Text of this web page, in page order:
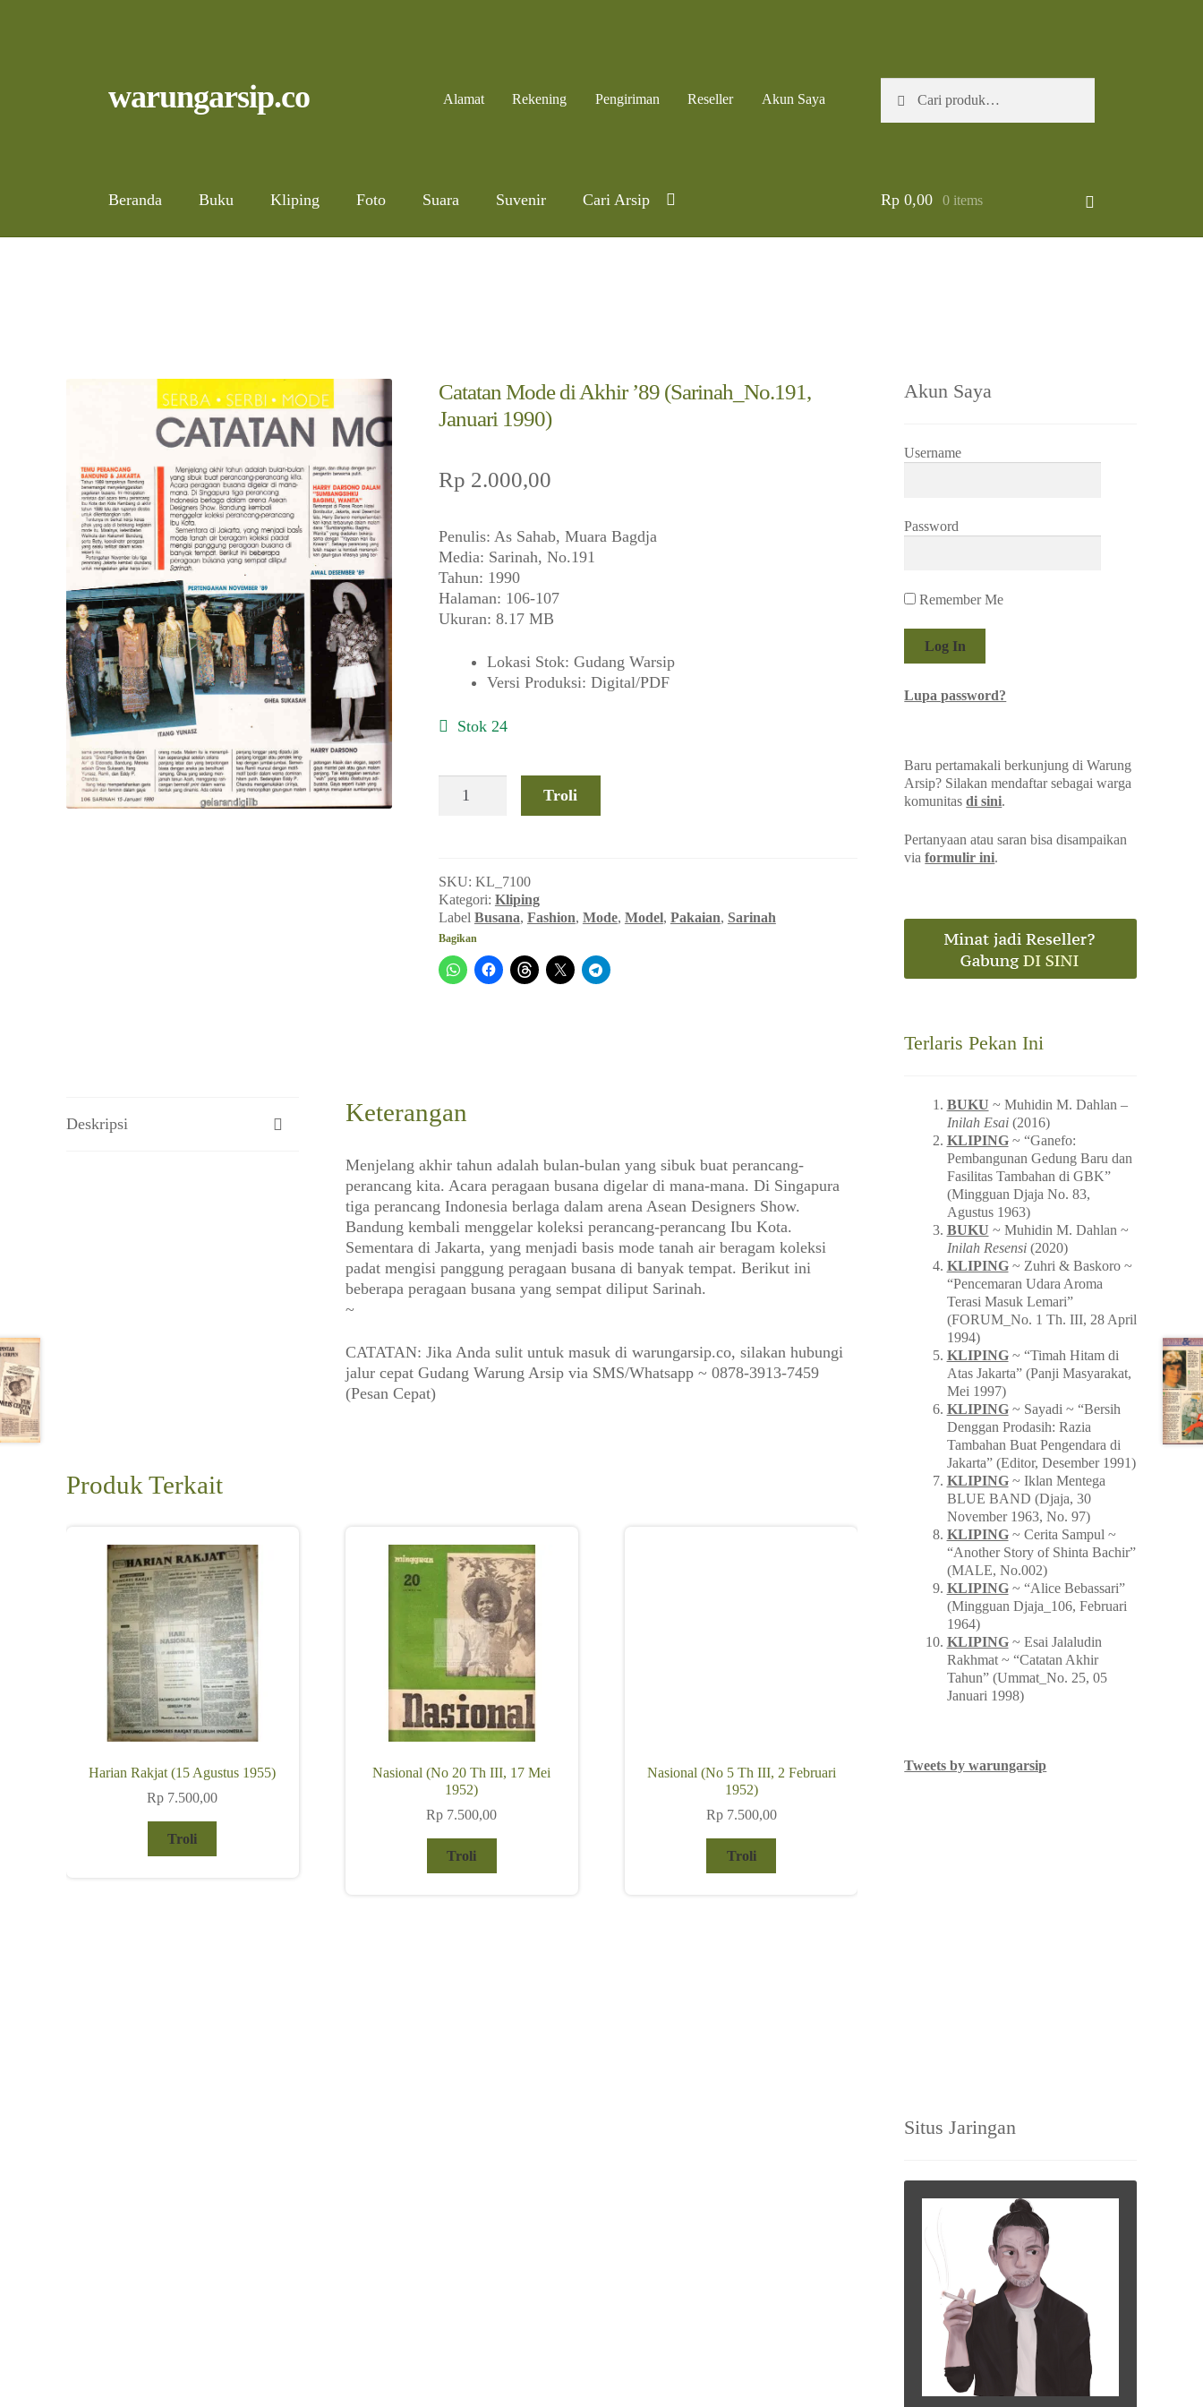
to
to
warungarsip.co Alamat Rekening Pengiriman Reseller Akun Saya
untuk:
Beranda Buku Kliping Foto Suara Suvenir Cari Arsip Rp0,00 0 items
Catatan Mode di Akhir ’89 (Sarinah_No.191,
Januari 1990)
Rp 2.000,00
Penulis: As Sahab, Muara Bagdja
Media: Sarinah, No.191
Tahun: 1990
Halaman: 106-107
Ukuran: 8.17 MB
Lokasi Stok: Gudang Warsip
Versi Produksi: Digital/PDF
Stok 24
Catatan
’89
(Sarinah_No.191,
Januari
1990)
Troli
SKU: KL_7100
Kategori: Kliping
Label Busana, Fashion, Mode, Model, Pakaian, Sarinah
Bagikan
Deskripsi Keterangan
Menjelang akhir tahun adalah bulan-bulan yang sibuk buat perancang-
perancang kita. Acara peragaan busana digelar di mana-mana. Di Singapura
tiga perancang Indonesia berlaga dalam arena Asean Designers Show.
Bandung kembali menggelar koleksi perancang-perancang Ibu Kota.
Sementara di Jakarta, yang menjadi basis mode tanah air beragam koleksi
padat mengisi panggung peragaan busana di banyak tempat. Berikut ini
beberapa peragaan busana yang sempat diliput Sarinah.
~
CATATAN: Jika Anda sulit untuk masuk di warungarsip.co, silakan hubungi
jalur cepat Gudang Warung Arsip via SMS/Whatsapp ~ 0878-3913-7459
(Pesan Cepat)
Produk Terkait
Harian Rakjat (15 Agustus 1955)
Rp 7.500,00
Troli
Nasional (No 20 Th III, 17 Mei
1952)
Rp 7.500,00
Troli
Nasional (No 5 Th III, 2 Februari
1952)
Rp7.500,00
Troli
Akun Saya
Username
Password
Remember Me
Lupa password?
Baru pertamakali berkunjung di Warung
Arsip? Silakan mendaftar sebagai warga
komunitasdi sini.
Pertanyaan atau saran bisa disampaikan
viaformulir ini.
Terlaris Pekan Ini
BUKU ~ Muhidin M. Dahlan –
Inilah Esai(2016)
KLIPING~ “Ganefo:
Pembangunan Gedung Baru dan
Fasilitas Tambahan di GBK”
(Mingguan Djaja No. 83,
Agustus 1963)
BUKU ~ Muhidin M. Dahlan ~
Inilah Resensi(2020)
KLIPING~ Zuhri & Baskoro ~
“Pencemaran Udara Aroma
Terasi Masuk Lemari”
(FORUM_No. 1 Th. III, 28 April
1994)
KLIPING~ “Timah Hitam di
Atas Jakarta” (Panji Masyarakat,
Mei 1997)
KLIPING~ Sayadi ~ “Bersih
Denggan Prodasih: Razia
Tambahan Buat Pengendara di
Jakarta” (Editor, Desember 1991)
KLIPING~ Iklan Mentega
BLUE BAND (Djaja, 30
November 1963, No. 97)
KLIPING~ Cerita Sampul ~
“Another Story of Shinta Bachir”
(MALE, No.002)
KLIPING~ “Alice Bebassari”
(Mingguan Djaja_106, Februari
1964)
KLIPING~ Esai Jalaludin
Rakhmat ~ “Catatan Akhir
Tahun” (Ummat_No. 25, 05
Januari 1998)
Tweets by warungarsip
Situs Jaringan